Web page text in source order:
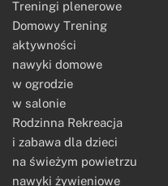
Treningi plenerowe
Domowy Trening
aktywności
nawyki domowe
w ogrodzie
w salonie
Rodzinna Rekreacja
i zabawa dla dzieci
na świeżym powietrzu
nawyki żywieniowe